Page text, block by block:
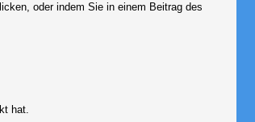
oder indem Sie in einem Beitrag des
hat.